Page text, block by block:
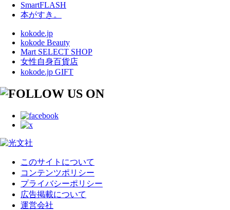
SmartFLASH
本がすき。
kokode.jp
kokode Beauty
Mart SELECT SHOP
女性自身百貨店
kokode.jp GIFT
このサイトについて
コンテンツポリシー
プライバシーポリシー
広告掲載について
運営会社